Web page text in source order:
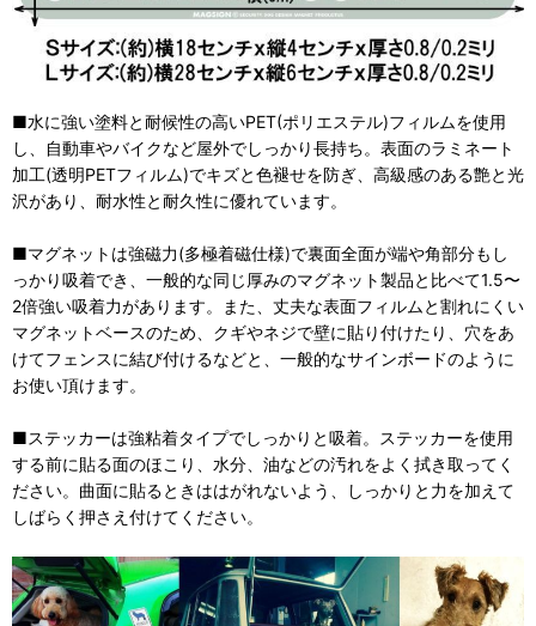
■水に強い塗料と耐候性の高いPET(ポリエステル)フィルムを使用
し、自動車やバイクなど屋外でしっかり長持ち。表面のラミネート
加工(透明PETフィルム)でキズと色褪せを防ぎ、高級感のある艶と光
沢があり、耐水性と耐久性に優れています。
■マグネットは強磁力(多極着磁仕様)で裏面全面が端や角部分もし
っかり吸着でき、一般的な同じ厚みのマグネット製品と比べて1.5〜
2倍強い吸着力があります。また、丈夫な表面フィルムと割れにくい
マグネットベースのため、クギやネジで壁に貼り付けたり、穴をあ
けてフェンスに結び付けるなどと、一般的なサインボードのように
お使い頂けます。
■ステッカーは強粘着タイプでしっかりと吸着。ステッカーを使用
する前に貼る面のほこり、水分、油などの汚れをよく拭き取ってく
ださい。曲面に貼るときははがれないよう、しっかりと力を加えて
しばらく押さえ付けてください。